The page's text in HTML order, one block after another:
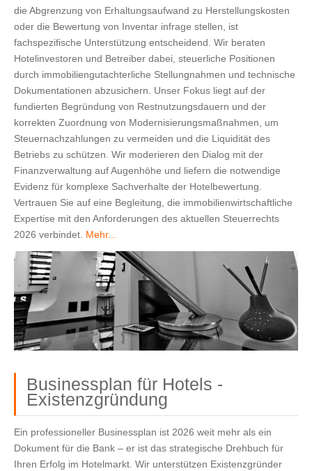
die Abgrenzung von Erhaltungsaufwand zu Herstellungskosten
oder die Bewertung von Inventar infrage stellen, ist
fachspezifische Unterstützung entscheidend. Wir beraten
Hotelinvestoren und Betreiber dabei, steuerliche Positionen
durch immobiliengutachterliche Stellungnahmen und technische
Dokumentationen abzusichern. Unser Fokus liegt auf der
fundierten Begründung von Restnutzungsdauern und der
korrekten Zuordnung von Modernisierungsmaßnahmen, um
Steuernachzahlungen zu vermeiden und die Liquidität des
Betriebs zu schützen. Wir moderieren den Dialog mit der
Finanzverwaltung auf Augenhöhe und liefern die notwendige
Evidenz für komplexe Sachverhalte der Hotelbewertung.
Vertrauen Sie auf eine Begleitung, die immobilienwirtschaftliche
Expertise mit den Anforderungen des aktuellen Steuerrechts
2026 verbindet. Mehr...
Businessplan für Hotels -
Existenzgründung
Ein professioneller Businessplan ist 2026 weit mehr als ein
Dokument für die Bank – er ist das strategische Drehbuch für
Ihren Erfolg im Hotelmarkt. Wir unterstützen Existenzgründer